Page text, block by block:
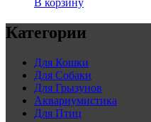
В корзину
Категории
Для Кошки
Для Собаки
Для Грызунов
Аквариумистика
Для Птиц